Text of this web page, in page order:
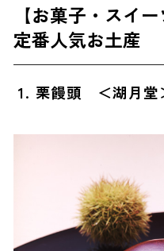
10. めんたい高
11. くろがね
小倉駅で買えるお
【お菓子・スイ
定番人気お土産
1. 栗饅頭 ＜湖月堂